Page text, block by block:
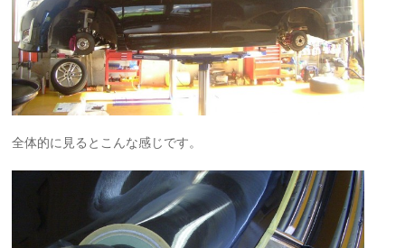
全体的に見るとこんな感じです。